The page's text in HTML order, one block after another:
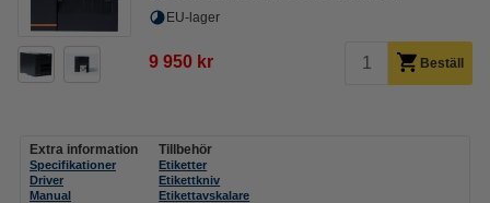
EU-lager
9 950 kr Beställ
Extra information
Specifikationer
Driver
Manual
Tillbehör
Etiketter
Etikettkniv
Etikettavskalare